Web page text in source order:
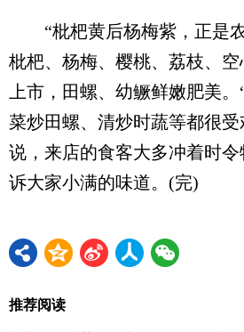
“枇杷黄后杨梅紫，正是农
枇杷、杨梅、樱桃、荔枝、
上市，田螺、幼鳜鲜嫩肥美
菜炒田螺、清炒时蔬等都很
说，来店的食客大多冲着时
诉大家小满的味道。(完)
推荐阅读